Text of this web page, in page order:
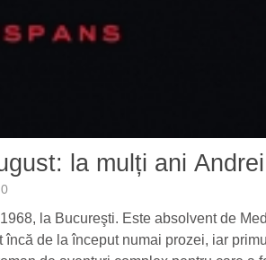
la mulți ani
0
la Bucureşti. Este absolvent de
de la început numai prozei, iar